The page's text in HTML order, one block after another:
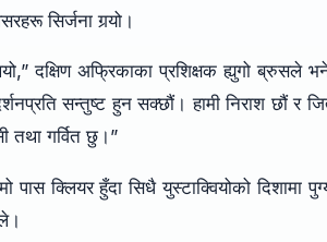
सिर्जना गर्‍यो।
दक्षिण अफ्रिकाका प्रशिक्षक ह्युगो ब्रुसले
सन्तुष्ट हुन सक्छौं। हामी निराश छौं र
तथा गर्वित छु।”
क्लियर हुँदा सिधै युस्टाक्वियोको दिशामा